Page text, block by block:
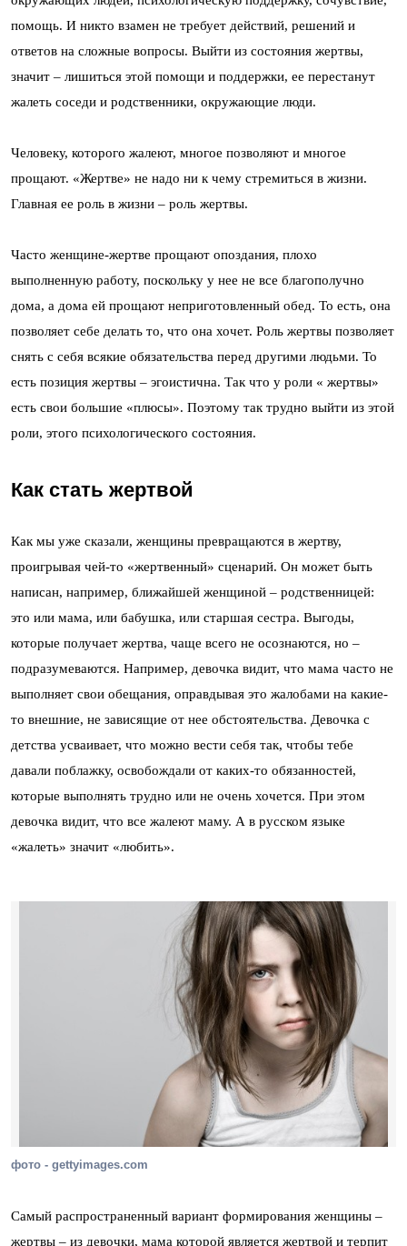
помощь. И никто взамен не требует действий, решений и
ответов на сложные вопросы. Выйти из состояния жертвы,
значит – лишиться этой помощи и поддержки, ее перестанут
жалеть соседи и родственники, окружающие люди.
Человеку, которого жалеют, многое позволяют и многое
прощают. «Жертве» не надо ни к чему стремиться в жизни.
Главная ее роль в жизни – роль жертвы.
Часто женщине-жертве прощают опоздания, плохо
выполненную работу, поскольку у нее не все благополучно
дома, а дома ей прощают неприготовленный обед. То есть, она
позволяет себе делать то, что она хочет. Роль жертвы позволяет
снять с себя всякие обязательства перед другими людьми. То
есть позиция жертвы – эгоистична. Так что у роли « жертвы»
есть свои большие «плюсы». Поэтому так трудно выйти из этой
роли, этого психологического состояния.
Как стать жертвой
Как мы уже сказали, женщины превращаются в жертву,
проигрывая чей-то «жертвенный» сценарий. Он может быть
написан, например, ближайшей женщиной – родственницей:
это или мама, или бабушка, или старшая сестра. Выгоды,
которые получает жертва, чаще всего не осознаются, но –
подразумеваются. Например, девочка видит, что мама часто не
выполняет свои обещания, оправдывая это жалобами на какие-
то внешние, не зависящие от нее обстоятельства. Девочка с
детства усваивает, что можно вести себя так, чтобы тебе
давали поблажку, освобождали от каких-то обязанностей,
которые выполнять трудно или не очень хочется. При этом
девочка видит, что все жалеют маму. А в русском языке
«жалеть» значит «любить».
фото - gettyimages.com
Самый распространенный вариант формирования женщины –
жертвы – из девочки, мама которой является жертвой и терпит